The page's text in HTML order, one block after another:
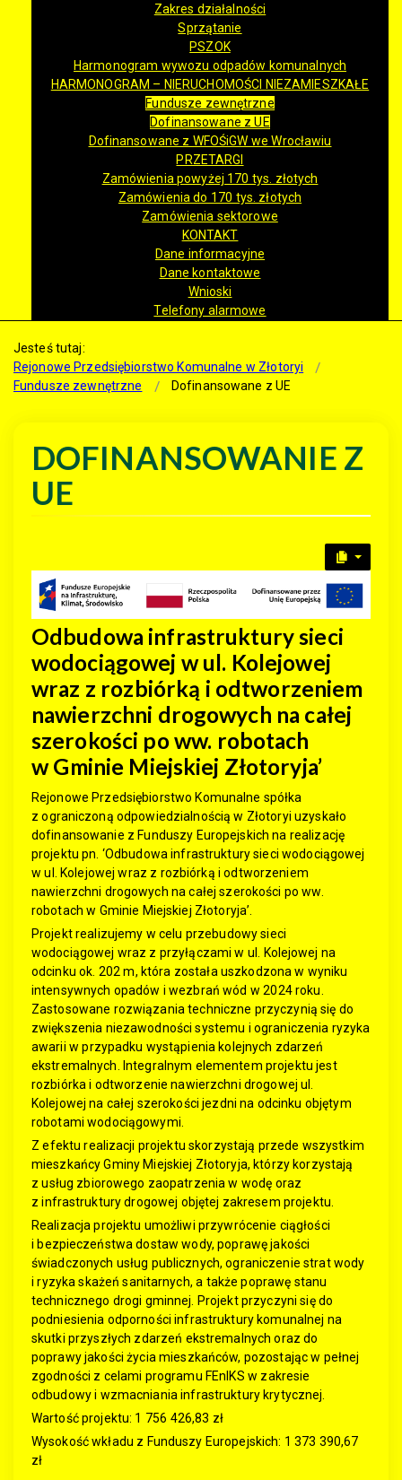
Zakres działalności
Sprzątanie
PSZOK
Harmonogram wywozu odpadów komunalnych
HARMONOGRAM – NIERUCHOMOŚCI NIEZAMIESZKAŁE
Fundusze zewnętrzne
Dofinansowane z UE
Dofinansowane z WFOŚiGW we Wrocławiu
PRZETARGI
Zamówienia powyżej 170 tys. złotych
Zamówienia do 170 tys. złotych
Zamówienia sektorowe
KONTAKT
Dane informacyjne
Dane kontaktowe
Wnioski
Telefony alarmowe
Jesteś tutaj:
Rejonowe Przedsiębiorstwo Komunalne w Złotoryi
Fundusze zewnętrzne
Dofinansowane z UE
DOFINANSOWANIE Z
UE
Odbudowa infrastruktury sieci
wodociągowej w ul. Kolejowej
wraz z rozbiórką i odtworzeniem
nawierzchni drogowych na całej
szerokości po ww. robotach
w Gminie Miejskiej Złotoryja’
Rejonowe Przedsiębiorstwo Komunalne spółka
z ograniczoną odpowiedzialnością w Złotoryi uzyskało
dofinansowanie z Funduszy Europejskich na realizację
projektu pn. ‘Odbudowa infrastruktury sieci wodociągowej
w ul. Kolejowej wraz z rozbiórką i odtworzeniem
nawierzchni drogowych na całej szerokości po ww.
robotach w Gminie Miejskiej Złotoryja’.
Projekt realizujemy w celu przebudowy sieci
wodociągowej wraz z przyłączami w ul. Kolejowej na
odcinku ok. 202 m, która została uszkodzona w wyniku
intensywnych opadów i wezbrań wód w 2024 roku.
Zastosowane rozwiązania techniczne przyczynią się do
zwiększenia niezawodności systemu i ograniczenia ryzyka
awarii w przypadku wystąpienia kolejnych zdarzeń
ekstremalnych. Integralnym elementem projektu jest
rozbiórka i odtworzenie nawierzchni drogowej ul.
Kolejowej na całej szerokości jezdni na odcinku objętym
robotami wodociągowymi.
Z efektu realizacji projektu skorzystają przede wszystkim
mieszkańcy Gminy Miejskiej Złotoryja, którzy korzystają
z usług zbiorowego zaopatrzenia w wodę oraz
z infrastruktury drogowej objętej zakresem projektu.
Realizacja projektu umożliwi przywrócenie ciągłości
i bezpieczeństwa dostaw wody, poprawę jakości
świadczonych usług publicznych, ograniczenie strat wody
i ryzyka skażeń sanitarnych, a także poprawę stanu
technicznego drogi gminnej. Projekt przyczyni się do
podniesienia odporności infrastruktury komunalnej na
skutki przyszłych zdarzeń ekstremalnych oraz do
poprawy jakości życia mieszkańców, pozostając w pełnej
zgodności z celami programu FEnIKS w zakresie
odbudowy i wzmacniania infrastruktury krytycznej.
Wartość projektu: 1 756 426,83 zł
Wysokość wkładu z Funduszy Europejskich: 1 373 390,67
zł